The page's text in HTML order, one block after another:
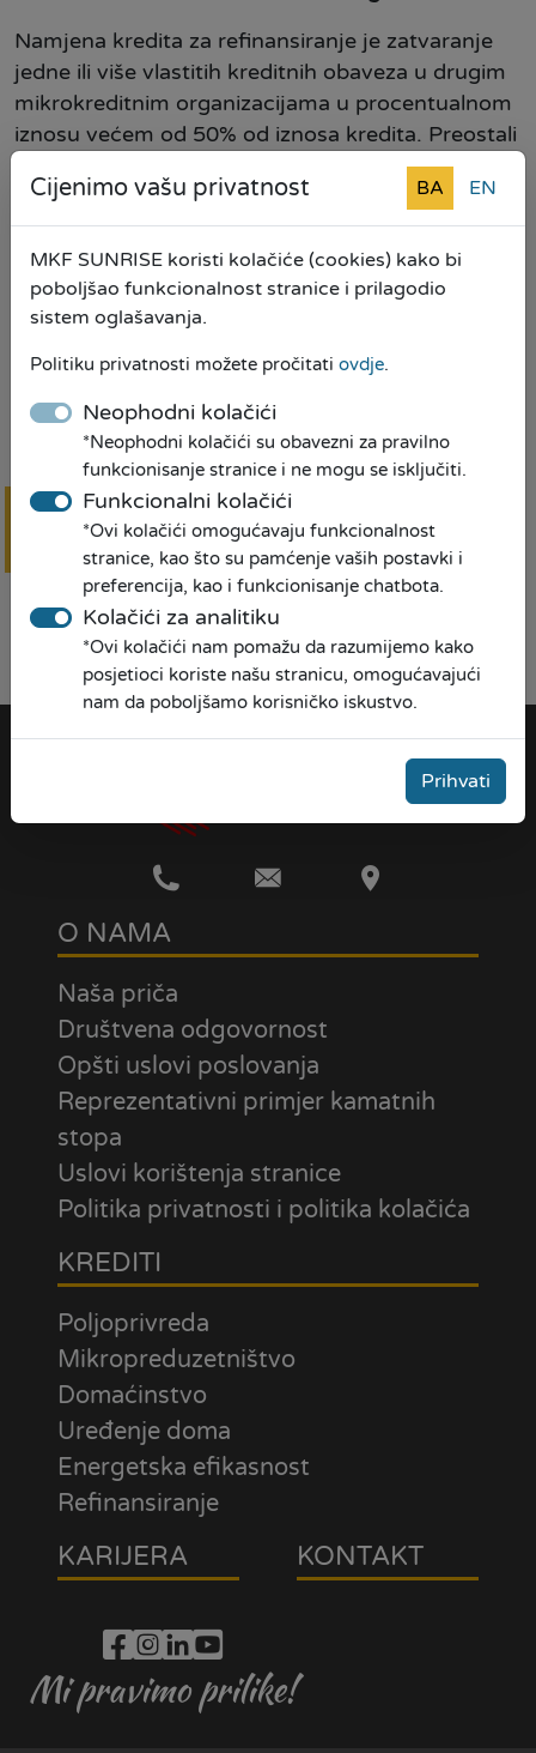
Namjena kredita za refinansiranje je zatvaranje
jedne ili više vlastitih kreditnih obaveza u drugim
mikrokreditnim organizacijama u procentualnom
iznosu većem od 50% od iznosa kredita. Preostali
iznos kredita može biti iskorišten za namjene
definisane u uslovima za kreditne proizvode za
mikropreduzetništvo, poljoprivredu i
domaćinstvo.
Više informacija o kreditnom proizvodu za
pronaćiOVDJE
Za detaljnije informacije i upite možete posjetiti
Vama najbližu poslovnicu, pozvati nas na
besplatnu info liniju: 0800 30 565, ili se prijavite
putem
online forme prijave za kredit OVDJE
Spisak poslovnica pogledajte
Vaša MKF SUNRISE - Jer mi pravimo prilike!
O NAMA
Naša priča
Društvena odgovornost
Opšti uslovi poslovanja
Reprezentativni primjer kamatnih
stopa
Uslovi korištenja stranice
Politika privatnosti i politika kolačića
KREDITI
Poljoprivreda
Mikropreduzetništvo
Domaćinstvo
Uređenje doma
Energetska efikasnost
Refinansiranje
KARIJERA KONTAKT
Mi pravimo prilike!
Cijenimo vašu privatnost BA EN
MKF SUNRISE koristi kolačiće (cookies) kako bi
poboljšao funkcionalnost stranice i prilagodio
sistem oglašavanja.
Politiku privatnosti možete pročitati ovdje.
Neophodni kolačići
*Neophodni kolačići su obavezni za pravilno
funkcionisanje stranice i ne mogu se isključiti.
Funkcionalni kolačići
*Ovi kolačići omogućavaju funkcionalnost
stranice, kao što su pamćenje vaših postavki i
preferencija, kao i funkcionisanje chatbota.
Kolačići za analitiku
*Ovi kolačići nam pomažu da razumijemo kako
posjetioci koriste našu stranicu, omogućavajući
nam da poboljšamo korisničko iskustvo.
Prihvati